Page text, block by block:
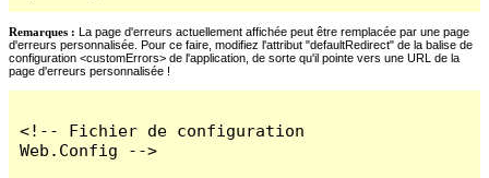
Remarques : La page d'erreurs actuellement affichée peut être remplacée par une page
d'erreurs personnalisée. Pour ce faire, modifiez l'attribut "defaultRedirect" de la balise de
configuration <customErrors> de l'application, de sorte qu'il pointe vers une URL de la
page d'erreurs personnalisée !
<!-- Fichier de configuration
Web.Config -->